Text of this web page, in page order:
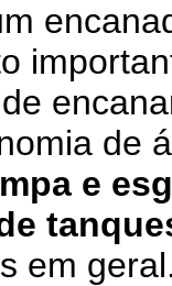
de
e
em